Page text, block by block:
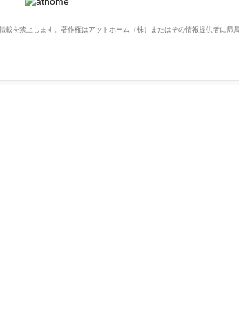
を禁止します。著作権はアットホーム（株）またはその情報提供者に帰属